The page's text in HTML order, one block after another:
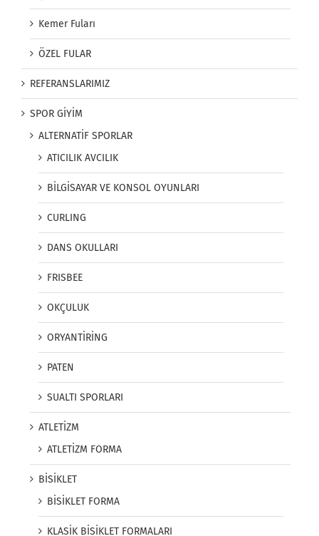
Kemer Fuları
ÖZEL FULAR
REFERANSLARIMIZ
SPOR GİYİM
ALTERNATİF SPORLAR
ATICILIK AVCILIK
BİLGİSAYAR VE KONSOL OYUNLARI
CURLING
DANS OKULLARI
FRISBEE
OKÇULUK
ORYANTİRİNG
PATEN
SUALTI SPORLARI
ATLETİZM
ATLETİZM FORMA
BİSİKLET
BİSİKLET FORMA
KLASİK BİSİKLET FORMALARI